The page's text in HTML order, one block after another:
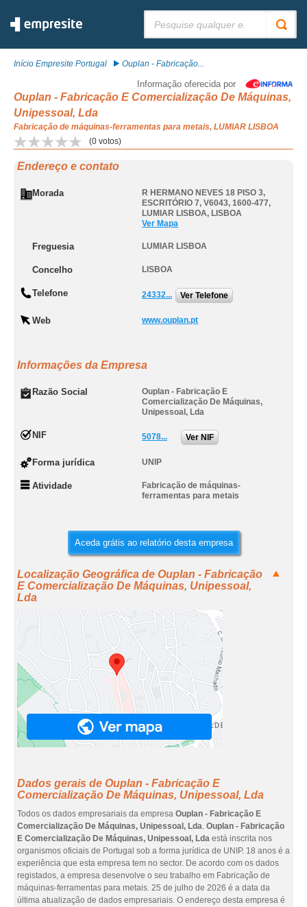
Início Empresite Portugal Ouplan - Fabricação...
Informação oferecida por
Ouplan - Fabricação E Comercialização De Máquinas,
Unipessoal, Lda
Fabricação de máquinas-ferramentas para metais, LUMIAR LISBOA
(0 votos)
Endereço e contato
Morada
R HERMANO NEVES 18 PISO 3,
ESCRITÓRIO 7, V6043, 1600-477,
LUMIAR LISBOA, LISBOA
Ver Mapa
Freguesia LUMIAR LISBOA
Concelho LISBOA
Telefone 24332... Ver Telefone
Web www.ouplan.pt
Informações da Empresa
Razão Social
Ouplan - Fabricação E
Comercialização De Máquinas,
Unipessoal, Lda
NIF 5078... Ver NIF
Forma jurídica UNIP
Atividade
Fabricação de máquinas-
ferramentas para metais
Aceda grátis ao relatório desta empresa
Localização Geográfica de Ouplan - Fabricação
E Comercialização De Máquinas, Unipessoal,
Lda
Dados gerais de Ouplan - Fabricação E
Comercialização De Máquinas, Unipessoal, Lda
Todos os dados empresariais da empresa Ouplan - Fabricação E
Comercialização De Máquinas, Unipessoal, Lda. Ouplan - Fabricação
E Comercialização De Máquinas, Unipessoal, Lda está inscrita nos
organismos oficiais de Portugal sob a forma jurídica de UNIP. 18 anos é a
experiência que esta empresa tem no sector. De acordo com os dados
registados, a empresa desenvolve o seu trabalho em Fabricação de
máquinas-ferramentas para metais. 25 de julho de 2026 é a data da
última atualização de dados empresariais. O endereço desta empresa é